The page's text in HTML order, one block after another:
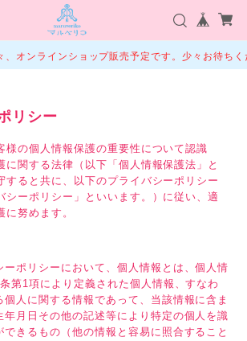
オンラインショップ販売予定です。少々お待ちくだ
リシー
様の個人情報保護の重要性について認識
に関する法律（以下「個人情報保護法」と
すると共に、以下のプライバシーポリシー
シーポリシー」といいます。）に従い、適
努めます。
ーポリシーにおいて、個人情報とは、個人情
第1項により定義された個人情報、すなわ
個人に関する情報であって、当該情報に含ま
年月日その他の記述等により特定の個人を識
できるもの（他の情報と容易に照合すること